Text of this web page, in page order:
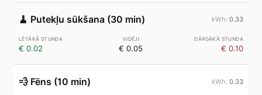
🧹 Putekļu sūkšana (30 min) 0.33
€ 0.02 € 0.05 € 0.10
💨 Fēns (10 min) 0.33